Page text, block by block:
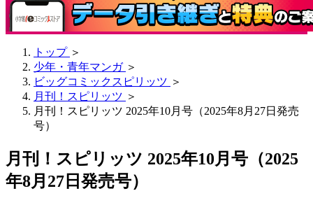
トップ ＞
少年・青年マンガ ＞
ビッグコミックスピリッツ ＞
月刊！スピリッツ ＞
月刊！スピリッツ 2025年10月号（2025年8月27日発売
号）
月刊！スピリッツ 2025年10月号（2025
年8月27日発売号）